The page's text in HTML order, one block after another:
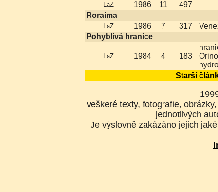
LaZ 1986 11
497
Roraima
LaZ 1986 7 317
Pohyblivá hranice
LaZ 1984 4 183
Starší
veškeré texty, fotografie,
jednotlivých
Je výslovně zakázáno jejich